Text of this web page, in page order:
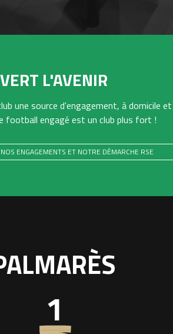
VERT L'AVENIR
une source d'engagement, à domicile
football engagé est un club plus fort !
ENGAGEMENTS ET NOTRE DÉMARCHE RSE
1